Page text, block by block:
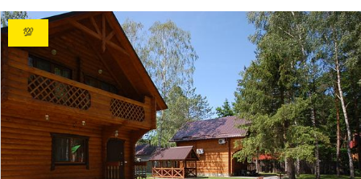
💯